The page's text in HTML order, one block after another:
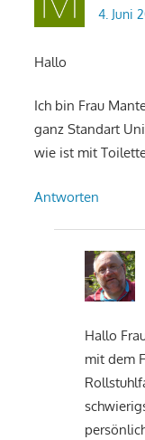
4. Juni
Hallo
Ich bin Frau
ganz Standart
wie ist mit
Antworten
Hallo
mit dem